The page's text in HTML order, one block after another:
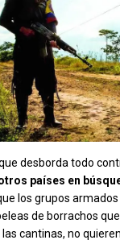
desborda todo
países en
los grupos
de borrachos
las cantinas, no